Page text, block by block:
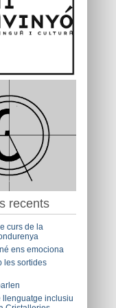
recents
curs de la
ens emociona
les sortides
llenguatge inclusiu